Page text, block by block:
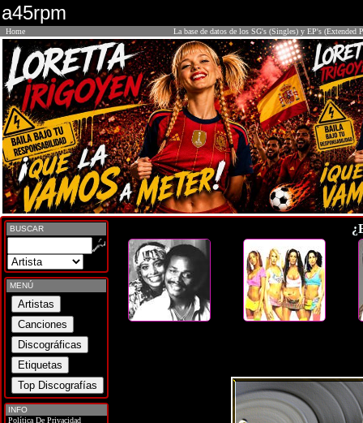
a45rpm
Home La base de datos de los SG's (Singles) y EP's (Extended
BUSCAR
MENÚ
INFO
Política De Privacidad